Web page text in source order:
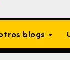
blogs